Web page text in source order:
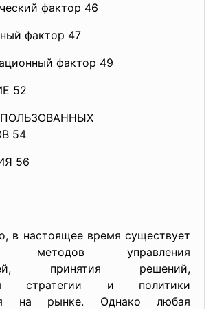
фактор 46
фактор 47
фактор 49
52
54
56
в настоящее время существует
методов управления
принятия решений,
стратегии и политики
на рынке. Однако любая